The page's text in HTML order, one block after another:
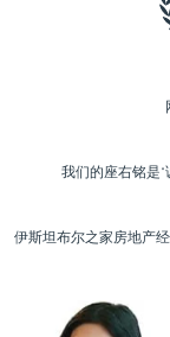
我们的座右铭是“
伊斯坦布尔之家房地产